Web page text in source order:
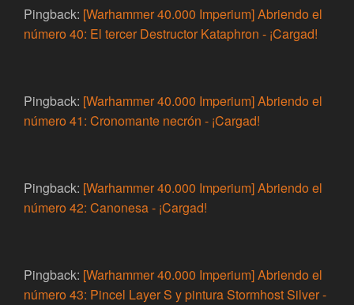
Pingback: [Warhammer 40.000 Imperium] Abriendo el
número 40: El tercer Destructor Kataphron - ¡Cargad!
Pingback: [Warhammer 40.000 Imperium] Abriendo el
número 41: Cronomante necrón - ¡Cargad!
Pingback: [Warhammer 40.000 Imperium] Abriendo el
número 42: Canonesa - ¡Cargad!
Pingback: [Warhammer 40.000 Imperium] Abriendo el
número 43: Pincel Layer S y pintura Stormhost Silver -